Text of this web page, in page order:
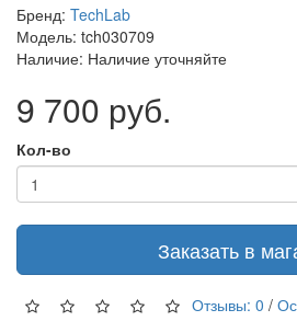
Бренд: TechLab
Модель: tch030709
Наличие: Наличие уточняйте
9 700 руб.
Кол-во
Заказать в
Отзывы: 0 /